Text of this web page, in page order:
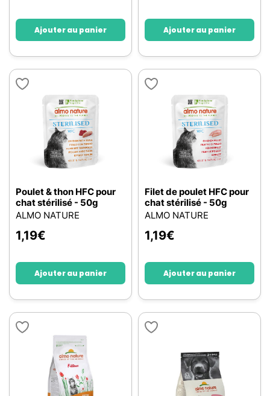
Ajouter au panier Ajouter au panier
Poulet & thon HFC pour
chat stérilisé - 50g
ALMO NATURE
1,19€
Ajouter au panier
Filet de poulet HFC pour
chat stérilisé - 50g
ALMO NATURE
1,19€
Ajouter au panier